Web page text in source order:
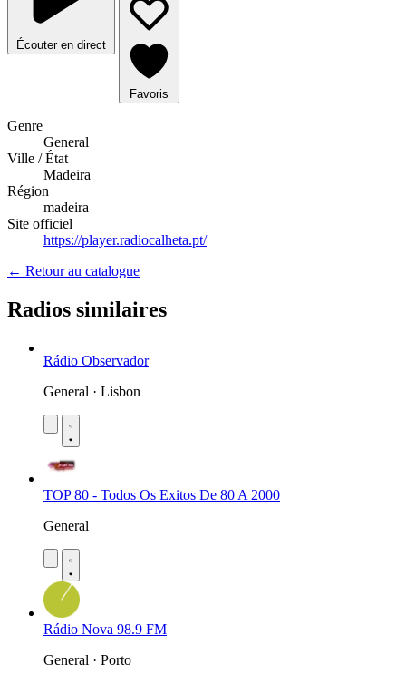
Écouter en direct
Favoris
Genre
General
Ville / État
Madeira
Région
madeira
Site officiel
https://player.radiocalheta.pt/
← Retour au catalogue
Radios similaires
Rádio Observador
General · Lisbon
TOP 80 - Todos Os Exitos De 80 A 2000
General
Rádio Nova 98.9 FM
General · Porto